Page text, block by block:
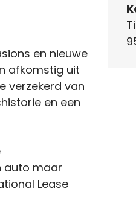
en nieuwe
afkomstig uit
verzekerd van
en een
auto maar
Lease